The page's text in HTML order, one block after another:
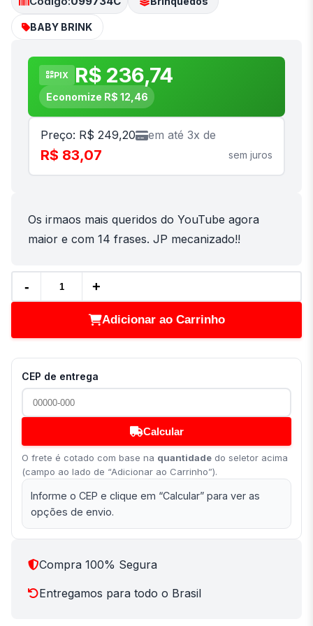
BABY BRINK
PIX R$ 236,74
Economize R$ 12,46
Preço: R$ 249,20 em até 3x de
R$ 83,07 sem juros
Os irmaos mais queridos do YouTube agora
maior e com 14 frases. JP mecanizado!!
- +
Adicionar ao Carrinho
CEP de entrega
Calcular
O frete é cotado com base na quantidade do seletor acima
(campo ao lado de “Adicionar ao Carrinho”).
Informe o CEP e clique em “Calcular” para ver as
opções de envio.
Compra 100% Segura
Entregamos para todo o Brasil